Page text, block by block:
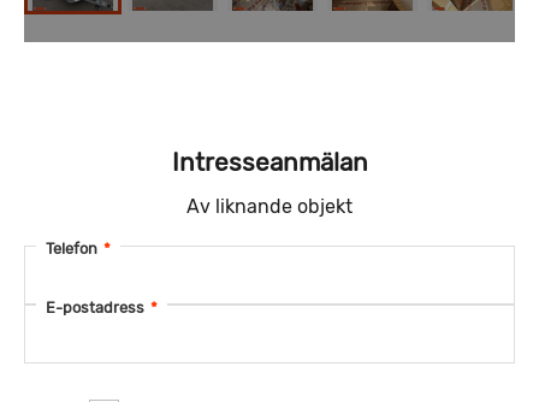
Intresseanmälan
Av liknande objekt
Telefon *
E-postadress *